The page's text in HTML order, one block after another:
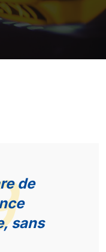
de
sans